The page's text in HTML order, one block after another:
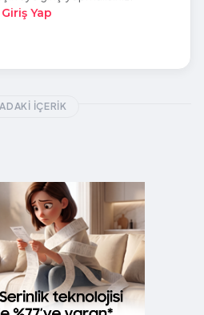
Giriş Yap
İÇERIK